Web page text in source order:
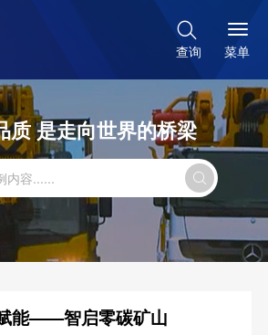

查询 菜单
质 是走向世界的桥梁

能——智启零碳矿山